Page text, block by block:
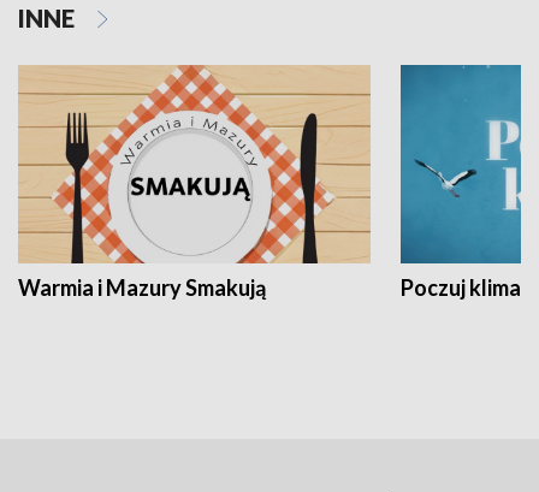
INNE
Warmia i Mazury Smakują Poczuj klimat